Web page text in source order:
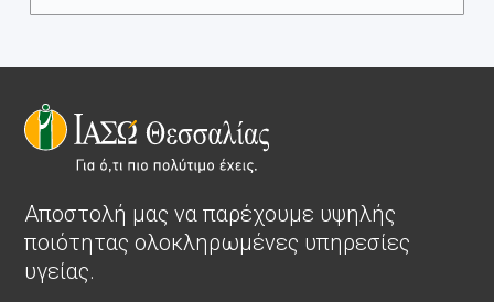
Αποστολή μας να παρέχουμε υψηλής
ποιότητας ολοκληρωμένες υπηρεσίες
υγείας.